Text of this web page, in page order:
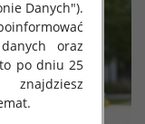
Danych").
oraz
po dniu 25